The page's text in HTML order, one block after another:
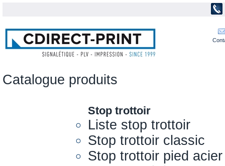
Catalogue produits
Stop trottoir
Liste stop trottoir
Stop trottoir classic
Stop trottoir pied acier